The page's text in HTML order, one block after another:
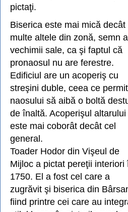
pictaţi.
Biserica este mai mică decât
multe altele din zonă, semn
vechimii sale, ca şi faptul că
pronaosul nu are ferestre.
Edificiul are un acoperiş cu
streşini duble, ceea ce
naosului să aibă o boltă
de înaltă. Acoperişul altarului
este mai coborât decât cel
general.
Toader Hodor din Vişeul de
Mijloc a pictat pereţii interiori
1750. El a fost cel care a
zugrăvit şi biserica din
fiind printre cei care au